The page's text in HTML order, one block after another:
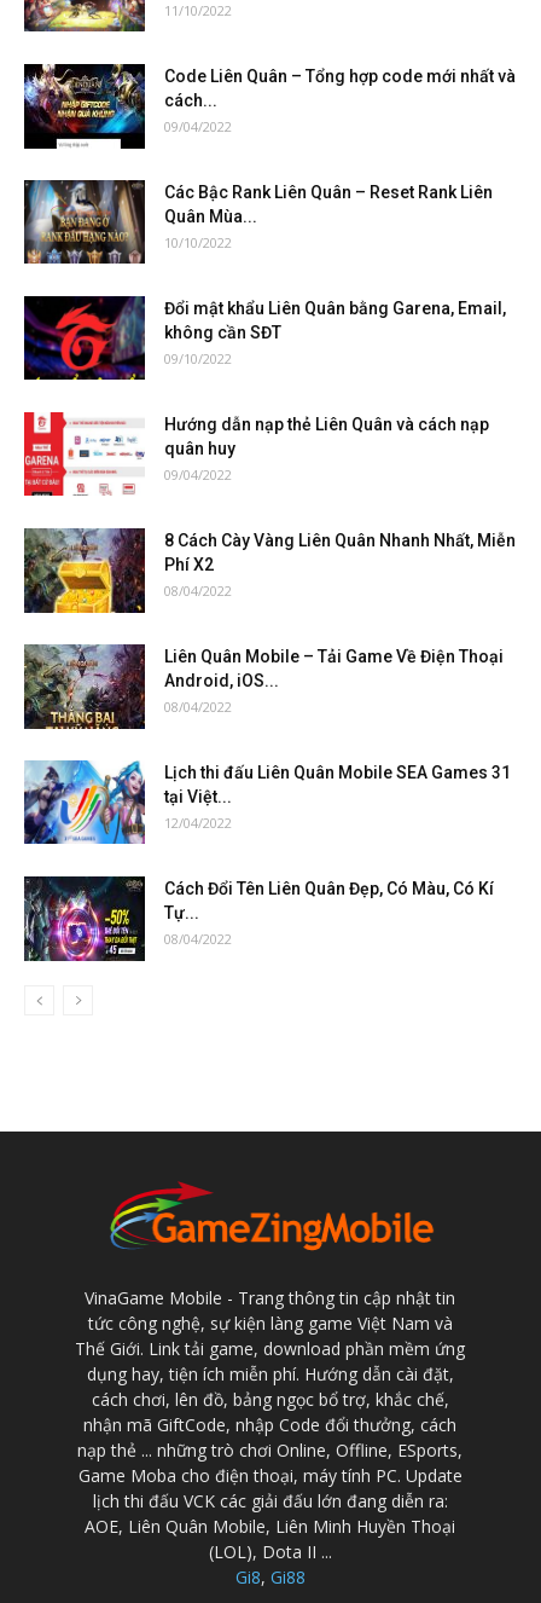
11/10/2022
Code Liên Quân – Tổng hợp code mới nhất và
cách...
09/04/2022
Các Bậc Rank Liên Quân – Reset Rank Liên
Quân Mùa...
10/10/2022
Đổi mật khẩu Liên Quân bằng Garena, Email,
không cần SĐT
09/10/2022
Hướng dẫn nạp thẻ Liên Quân và cách nạp
quân huy
09/04/2022
8 Cách Cày Vàng Liên Quân Nhanh Nhất, Miễn
Phí X2
08/04/2022
Liên Quân Mobile – Tải Game Về Điện Thoại
Android, iOS...
08/04/2022
Lịch thi đấu Liên Quân Mobile SEA Games 31
tại Việt...
12/04/2022
Cách Đổi Tên Liên Quân Đẹp, Có Màu, Có Kí
Tự...
08/04/2022
VinaGame Mobile - Trang thông tin cập nhật tin
tức công nghệ, sự kiện làng game Việt Nam và
Thế Giới. Link tải game, download phần mềm ứng
dụng hay, tiện ích miễn phí. Hướng dẫn cài đặt,
cách chơi, lên đồ, bảng ngọc bổ trợ, khắc chế,
nhận mã GiftCode, nhập Code đổi thưởng, cách
nạp thẻ ... những trò chơi Online, Offline, ESports,
Game Moba cho điện thoại, máy tính PC. Update
lịch thi đấu VCK các giải đấu lớn đang diễn ra:
AOE, Liên Quân Mobile, Liên Minh Huyền Thoại
(LOL), Dota II ...
Gi8, Gi88